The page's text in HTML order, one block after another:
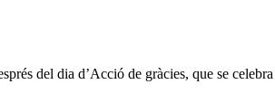
del dia d’Acció de gràcies, que se